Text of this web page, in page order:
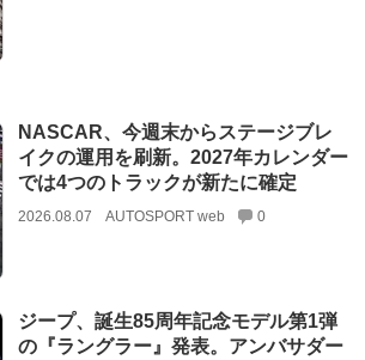
NASCAR、今週末からステージブレ
イクの運用を刷新。2027年カレンダー
では4つのトラックが新たに確定
2026.08.07 AUTOSPORT web 0
ジープ、誕生85周年記念モデル第1弾
の『ラングラー』発表。アンバサダー